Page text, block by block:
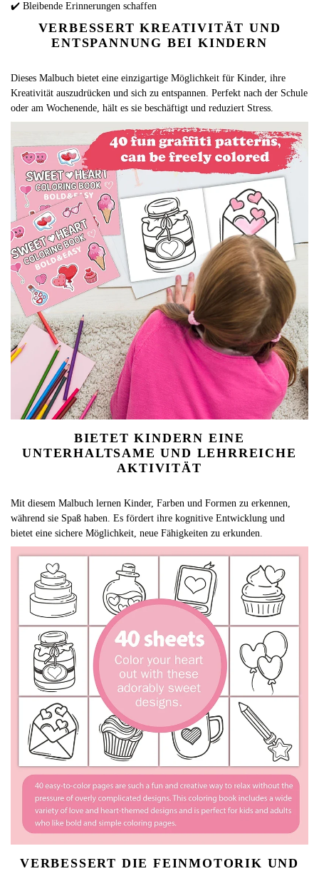
✔️ Bleibende Erinnerungen schaffen
VERBESSERT KREATIVITÄT UND
ENTSPANNUNG BEI KINDERN
Dieses Malbuch bietet eine einzigartige Möglichkeit für Kinder, ihre
Kreativität auszudrücken und sich zu entspannen. Perfekt nach der Schule
oder am Wochenende, hält es sie beschäftigt und reduziert Stress.
BIETET KINDERN EINE
UNTERHALTSAME UND LEHRREICHE
AKTIVITÄT
Mit diesem Malbuch lernen Kinder, Farben und Formen zu erkennen,
während sie Spaß haben. Es fördert ihre kognitive Entwicklung und
bietet eine sichere Möglichkeit, neue Fähigkeiten zu erkunden.
VERBESSERT DIE FEINMOTORIK UND